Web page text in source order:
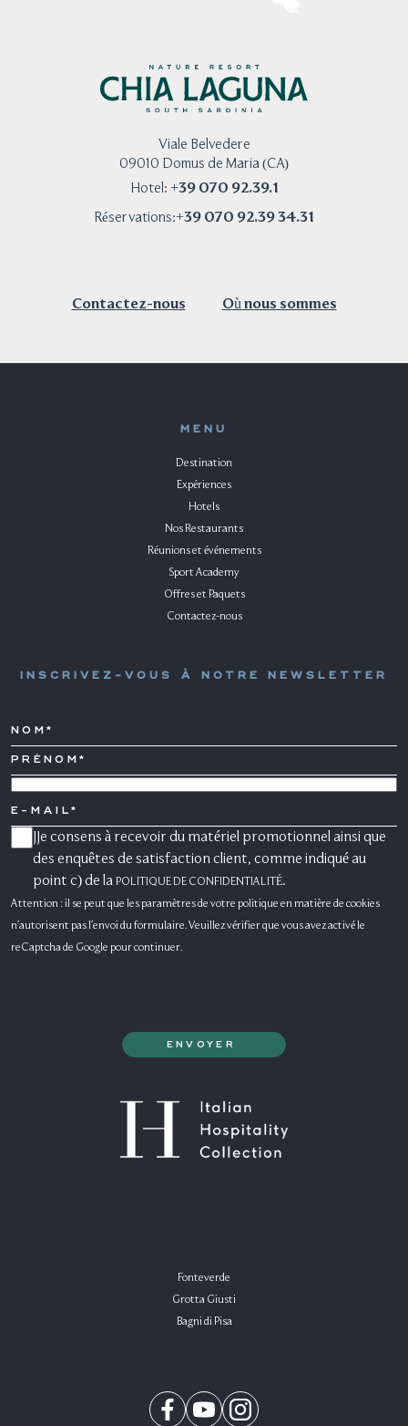
Viale Belvedere
09010 Domus de Maria (CA)
Hotel: +39 070 92.39.1
Réservations:+39 070 92.39 34.31
Contactez-nous Où nous sommes
Fonteverde
Grotta Giusti
Bagni di Pisa
MENU
Destination
Expériences
Hotels
Nos Restaurants
Réunions et événements
Sport Academy
Offres et Paquets
Contactez-nous
INSCRIVEZ-VOUS À NOTRE NEWSLETTER
NOM*
PRÉNOM*
E-
CONSENSO
MARKETING
JJe consens à recevoir du matériel promotionnel ainsi que
des enquêtes de satisfaction client, comme indiqué au
point c) de la POLITIQUE DE CONFIDENTIALITÉ.
Attention : il se peut que les paramètres de votre politique en matière de cookies
n'autorisent pas l'envoi du formulaire. Veuillez vérifier que vous avez activé le
reCaptcha de Google pour continuer.